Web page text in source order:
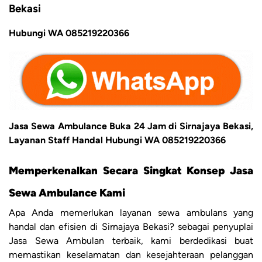
Bekasi
Hubungi WA 085219220366
Jasa Sewa Ambulance Buka 24 Jam di Sirnajaya Bekasi,
Layanan Staff Handal Hubungi WA 085219220366
Memperkenalkan Secara Singkat Konsep Jasa
Sewa Ambulance Kami
Apa Anda memerlukan layanan sewa ambulans yang
handal dan efisien di Sirnajaya Bekasi? sebagai penyuplai
Jasa Sewa Ambulan terbaik, kami berdedikasi buat
memastikan keselamatan dan kesejahteraan pelanggan